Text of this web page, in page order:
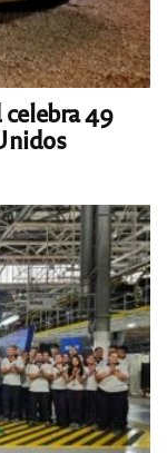
celebra 49